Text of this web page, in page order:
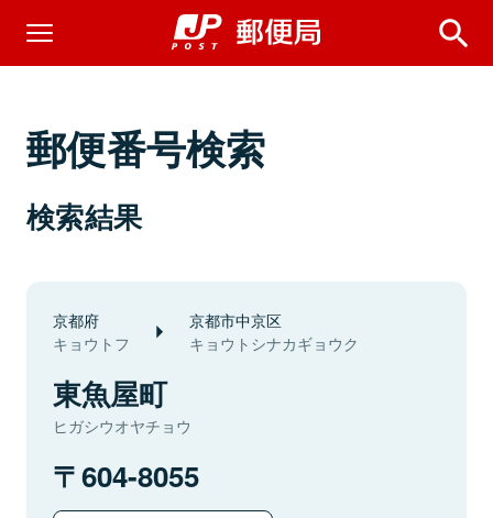
郵便番号検索
検索結果
京都府
キョウトフ
京都市中京区
キョウトシナカギョウク
東魚屋町
ヒガシウオヤチョウ
604-8055